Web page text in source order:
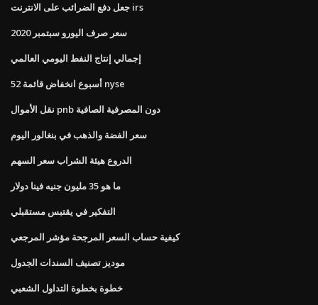
جعل دفع الضرائب على الانترنت irs
سعر صرف اليورو سبتمبر 2020
إجمالي إنتاج النفط اليومي العالمي
52 أسبوع انخفاض قائمة nyse
نقل الأموال pnb دون المصرفية الصافية
سعر الفضة والذهب في بنغالور اليوم
الدروع هيئة الشراب سعر السهم
ما هو 35 مليون جنيه فينا دولار
التفكير في يقتبس مستقبلي
كيفية حساب السعر المرجحة مؤشر المرجعي
موديز تصنيف السندات الجدول
خطوة بخطوة التداول الشعبي